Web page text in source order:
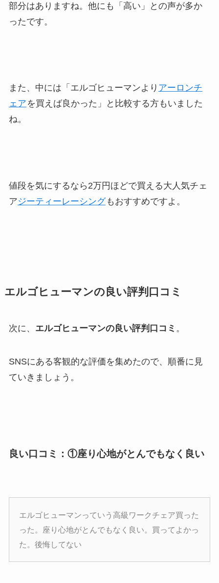
部分はありますね。他にも「高い」との声が多か
ったです。
また、中には「エルゴヒューマンより アーロンチ
ェア を買えば良かった」と比較する方もいました
ね。
値段を気にするなら2万円ほどで買える大人気チェ
アジーティーレーシングもおすすめですよ。
エルゴヒューマンの良い評判口コミ
次に、 エルゴヒューマンの良い評判口コミ 。
SNSにある客観的な評価を集めたので、順番に見
ていきましょう。
良い口コミ：①座り心地がとんでもなく良い
エルゴヒューマンっていう高級ワークチェア買った
った。座り心地がとんでもなく良い。買ってよかっ
た。後悔してない